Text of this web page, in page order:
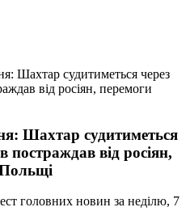
Шахтар судитиметься через
від росіян, перемоги
Шахтар судитиметься
від росіян,
головних новин за неділю, 7